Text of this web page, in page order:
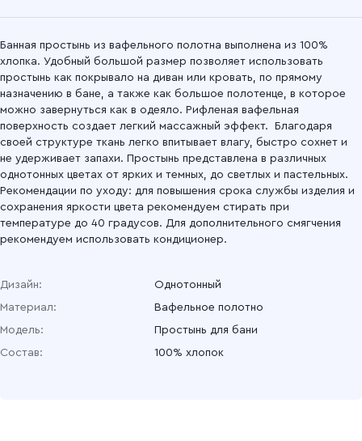
Банная простынь из вафельного полотна выполнена из 100%
хлопка. Удобный большой размер позволяет использовать
простынь как покрывало на диван или кровать, по прямому
назначению в бане, а также как большое полотенце, в которое
можно завернуться как в одеяло. Рифленая вафельная
поверхность создает легкий массажный эффект. Благодаря
своей структуре ткань легко впитывает влагу, быстро сохнет и
не удерживает запахи. Простынь представлена в различных
однотонных цветах от ярких и темных, до светлых и пастельных.
Рекомендации по уходу: для повышения срока службы изделия и
сохранения яркости цвета рекомендуем стирать при
температуре до 40 градусов. Для дополнительного смягчения
рекомендуем использовать кондиционер.
Дизайн:
Однотонный
Материал:
Вафельное полотно
Модель:
Простынь для бани
Состав:
100% хлопок